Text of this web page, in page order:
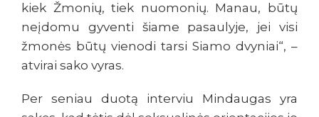
kiek Žmonių, tiek nuomonių. Manau, būtų
neįdomu gyventi šiame pasaulyje, jei visi
žmonės būtų vienodi tarsi Siamo dvyniai“, –
atvirai sako vyras.
Per seniau duotą interviu Mindaugas yra